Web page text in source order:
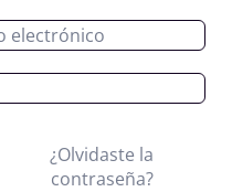
¿Olvidaste la
contraseña?